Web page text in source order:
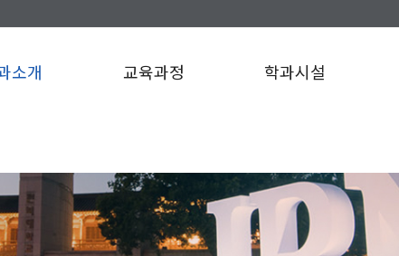
소개 교육과정 학과시설